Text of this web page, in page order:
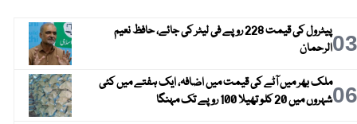
03
پیٹرول کی قیمت 228 روپے فی لیٹر کی جائے، حافظ نعیم
الرحمان
06ملک بھر میں آٹے کی قیمت میں اضافہ، ایک ہفتے میں کئی
شہروں میں 20 کلو تھیلا 100 روپے تک مہنگا